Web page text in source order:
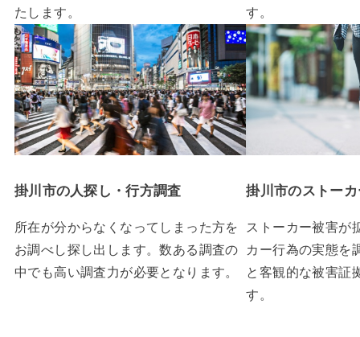
たします。
す。
掛川市の人探し・行方調査
所在が分からなくなってしまった方を
お調べし探し出します。数ある調査の
中でも高い調査力が必要となります。
掛川市のストー
ストーカー被害が
カー行為の実態を
と客観的な被害証
す。